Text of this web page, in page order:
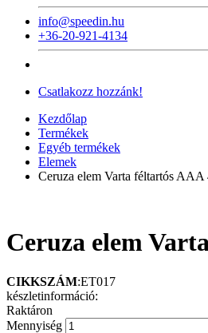
info@speedin.hu
+36-20-921-4134
Csatlakozz hozzánk!
Kezdőlap
Termékek
Egyéb termékek
Elemek
Ceruza elem Varta féltartós AAA
Ceruza elem
CIKKSZÁM:ET017
készletinformáció:
Raktáron
Mennyiség